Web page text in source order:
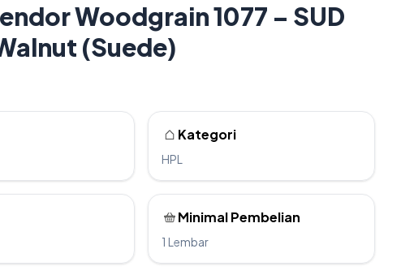
Woodgrain 1077 – SUD
(Suede)
Kategori
HPL
Minimal Pembelian
1 Lembar